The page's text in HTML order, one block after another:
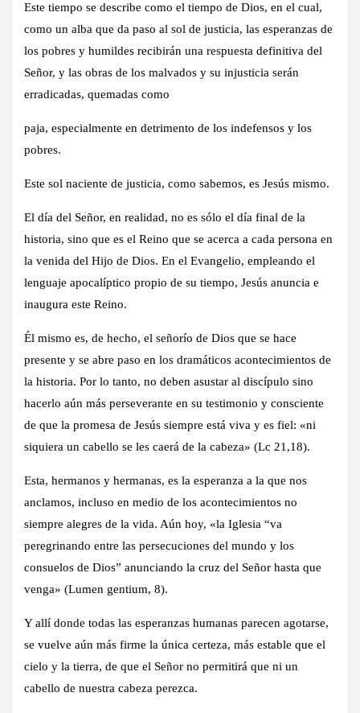
Este tiempo se describe como el tiempo de Dios, en el cual,
como un alba que da paso al sol de justicia, las esperanzas de
los pobres y humildes recibirán una respuesta definitiva del
Señor, y las obras de los malvados y su injusticia serán
erradicadas, quemadas como
paja, especialmente en detrimento de los indefensos y los
pobres.
Este sol naciente de justicia, como sabemos, es Jesús mismo.
El día del Señor, en realidad, no es sólo el día final de la
historia, sino que es el Reino que se acerca a cada persona en
la venida del Hijo de Dios. En el Evangelio, empleando el
lenguaje apocalíptico propio de su tiempo, Jesús anuncia e
inaugura este Reino.
Él mismo es, de hecho, el señorío de Dios que se hace
presente y se abre paso en los dramáticos acontecimientos de
la historia. Por lo tanto, no deben asustar al discípulo sino
hacerlo aún más perseverante en su testimonio y consciente
de que la promesa de Jesús siempre está viva y es fiel: «ni
siquiera un cabello se les caerá de la cabeza» (Lc 21,18).
Esta, hermanos y hermanas, es la esperanza a la que nos
anclamos, incluso en medio de los acontecimientos no
siempre alegres de la vida. Aún hoy, «la Iglesia “va
peregrinando entre las persecuciones del mundo y los
consuelos de Dios” anunciando la cruz del Señor hasta que
venga» (Lumen gentium, 8).
Y allí donde todas las esperanzas humanas parecen agotarse,
se vuelve aún más firme la única certeza, más estable que el
cielo y la tierra, de que el Señor no permitirá que ni un
cabello de nuestra cabeza perezca.